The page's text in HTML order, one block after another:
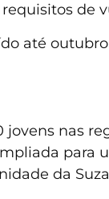
de
até
nas
da